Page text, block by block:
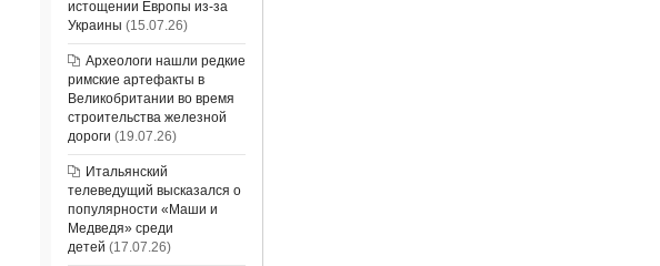
истощении Европы из-за
Украины (15.07.26)
Археологи нашли редкие
римские артефакты в
Великобритании во время
строительства железной
дороги (19.07.26)
Итальянский
телеведущий высказался о
популярности «Маши и
Медведя» среди
детей (17.07.26)